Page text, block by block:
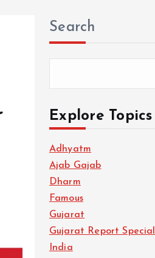
Search
Explore Topics
Adhyatm
Ajab Gajab
Dharm
Famous
Gujarat
Gujarat Report Special
India